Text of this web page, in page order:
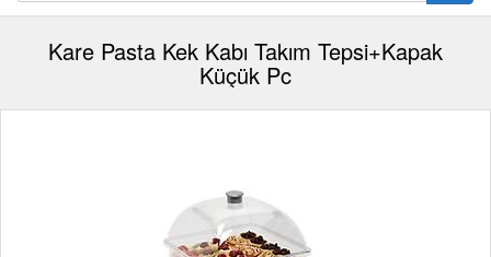
Kare Pasta Kek Kabı Takım Tepsi+Kapak
Küçük Pc